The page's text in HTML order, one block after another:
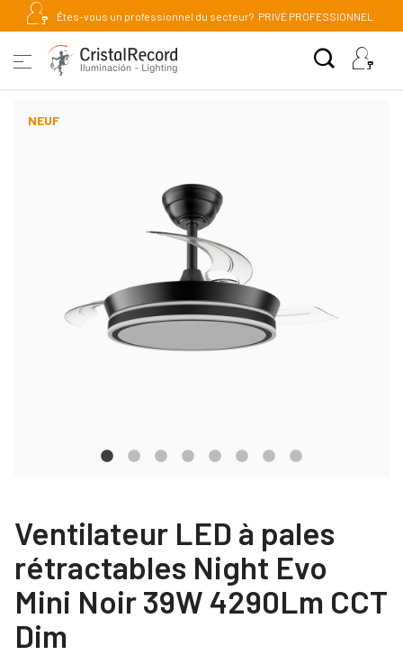
Êtes-vous un professionnel du secteur? PRIVÉ PROFESSIONNEL
NEUF
Ventilateur LED à pales
rétractables Night Evo
Mini Noir 39W 4290Lm CCT
Dim